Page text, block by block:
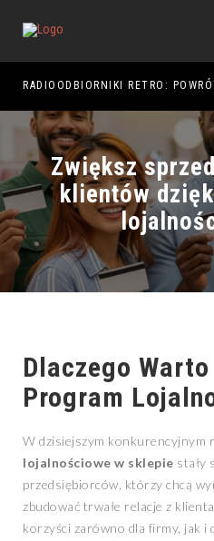
RADIOODBIORNIKI RETRO:
Zwiększ
klientów
Dlaczego
Program
W dzisiejszym konkurencyjnym
lojalnościowe w sklepie stały
przedsiębiorców, którzy chcą
zbudować trwałe relacje z
korzyści zarówno dla firmy, jak i